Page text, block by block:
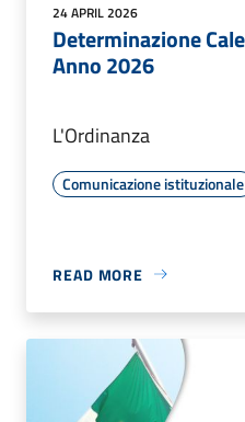
24 APRIL 2026
Determinazione
Anno 2026
L'Ordinanza
Comunicazione istituzionale
READ MORE